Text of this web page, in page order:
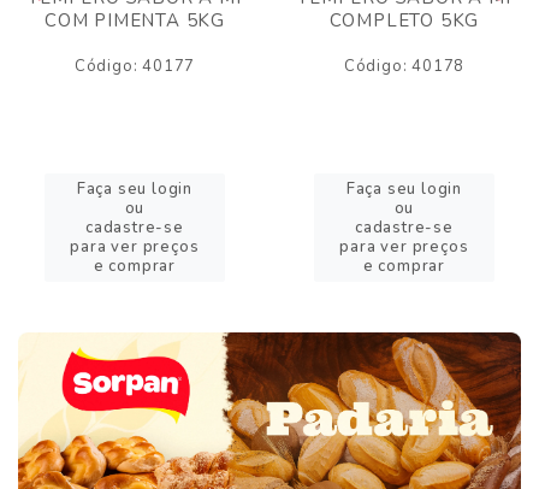
COM PIMENTA 5KG
Código: 40177
Faça seu login
ou
cadastre-se
para ver preços
e comprar
COMPLETO 5KG
Código: 40178
Faça seu login
ou
cadastre-se
para ver preços
e comprar